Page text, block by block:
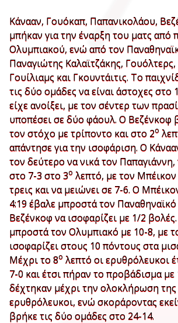
Κάνααν, Γουόκαπ, Παπανικολάου,
μπήκαν για την έναρξη του ματς από
Ολυμπιακού, ενώ από τον
Παναγιώτης Καλαϊτζάκης,
Γουίλιαμς και Γκουντάιτις. Το
τις δύο ομάδες να είναι άστοχες στο
είχε ανοίξει, με τον σέντερ των
υποπέσει σε δύο φάουλ. Ο Βεζένκοφ
τον στόχο με τρίποντο και στο 2ο
απάντησε για την ισοφάριση. Ο
τον δεύτερο να νικά τον
στο 7-3 στο 3ο λεπτό, με τον Μπέικον
τρεις και να μειώνει σε 7-6. Ο
4:19 έβαλε μπροστά τον
Βεζένκοφ να ισοφαρίζει με 1/2
μπροστά τον Ολυμπιακό με 10-8, με
ισοφαρίζει στους 10 πόντους στα
Μέχρι το 8ο λεπτό οι ερυθρόλευκοι
7-0 και έτσι πήραν το προβάδισμα
δέχτηκαν μέχρι την ολοκλήρωση
ερυθρόλευκοι, ενώ σκοράροντας
βρήκε τις δύο ομάδες στο 24-14.